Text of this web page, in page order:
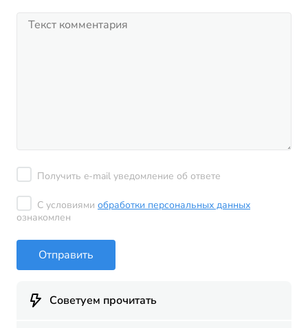
Получить e-mail уведомление об ответе
С условиями обработки персональных данных
ознакомлен
Отправить
Советуем прочитать